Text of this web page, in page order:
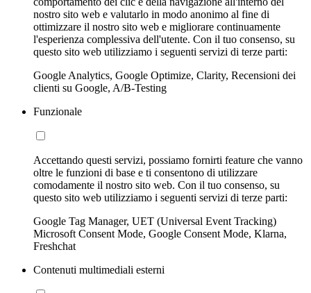
nostro sito web e valutarlo in modo anonimo al fine di
ottimizzare il nostro sito web e migliorare continuamente
l'esperienza complessiva dell'utente. Con il tuo consenso, su
questo sito web utilizziamo i seguenti servizi di terze parti:
Google Analytics, Google Optimize, Clarity, Recensioni dei
clienti su Google, A/B-Testing
Funzionale
Accettando questi servizi, possiamo fornirti feature che vanno
oltre le funzioni di base e ti consentono di utilizzare
comodamente il nostro sito web. Con il tuo consenso, su
questo sito web utilizziamo i seguenti servizi di terze parti:
Google Tag Manager, UET (Universal Event Tracking)
Microsoft Consent Mode, Google Consent Mode, Klarna,
Freshchat
Contenuti multimediali esterni